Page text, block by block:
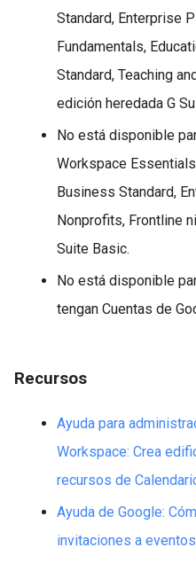
Standard, Enterprise
Fundamentals,
Standard, Teaching
edición heredada G
No está disponible
Workspace
Business Standard,
Nonprofits, Frontline
Suite Basic.
No está disponible
tengan Cuentas de
Recursos
Ayuda para
Workspace: Crea
recursos de
Ayuda de Google:
invitaciones a eventos